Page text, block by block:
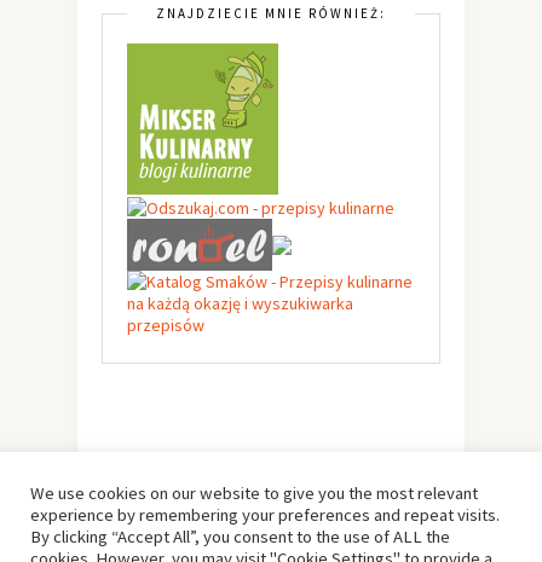
ZNAJDZIECIE MNIE RÓWNIEŻ:
We use cookies on our website to give you the most relevant
experience by remembering your preferences and repeat visits.
By clicking “Accept All”, you consent to the use of ALL the